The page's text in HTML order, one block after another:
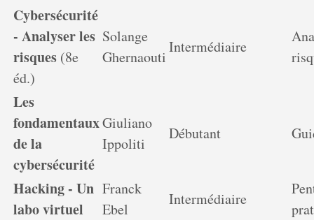
Cybersécurité
- Analyser les
risques (8e
éd.)
Solange
Ghernaouti
Intermédiaire
Les
fondamentaux
de la
cybersécurité
Giuliano
Ippoliti
Débutant
Hacking - Un
labo virtuel
Franck
Ebel
Intermédiaire